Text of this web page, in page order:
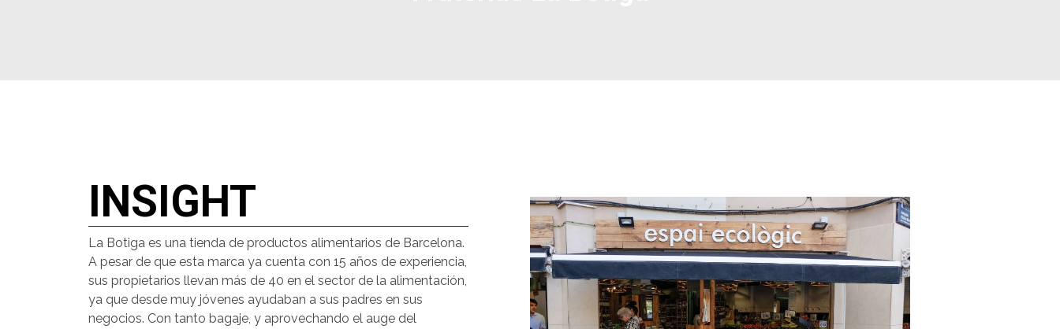
INSIGHT
La Botiga es una tienda de productos alimentarios de Barcelona.
A pesar de que esta marca ya cuenta con 15 años de experiencia,
sus propietarios llevan más de 40 en el sector de la alimentación,
ya que desde muy jóvenes ayudaban a sus padres en sus
negocios. Con tanto bagaje, y aprovechando el auge del